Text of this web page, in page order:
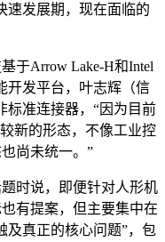
速发展期，现在面临的
于Arrow Lake-H和Intel
开发平台，叶志辉（信
标准连接器，“因为目前
新的形态，不像工业控
尚未统一。”
时说，即便针对人形机
有提案，但主要集中在
及真正的核心问题”，包